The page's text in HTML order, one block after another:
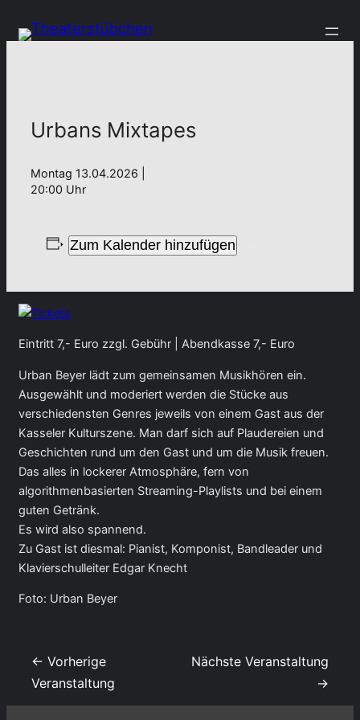
Urbans Mixtapes
Montag 13.04.2026 |
20:00 Uhr
Zum Kalender hinzufügen
Eintritt 7,- Euro zzgl. Gebühr | Abendkasse 7,- Euro
Urban Beyer lädt zum gemeinsamen Musikhören ein.
Ausgewählt und moderiert werden die Stücke aus
verschiedensten Genres jeweils von einem Gast aus der
Kasseler Kulturszene. Man darf sich auf Plaudereien und
Geschichten rund um den Gast und um die Musik freuen.
Das alles in lockerer Atmosphäre, fern von
algorithmenbasierten Streaming-Playlists und bei einem
guten Getränk.
Es wird also spannend.
Zu Gast ist diesmal: Pianist, Komponist, Bandleader und
Klavierschulleiter Edgar Knecht
Foto: Urban Beyer
← Vorherige
Veranstaltung
Nächste Veranstaltung
→